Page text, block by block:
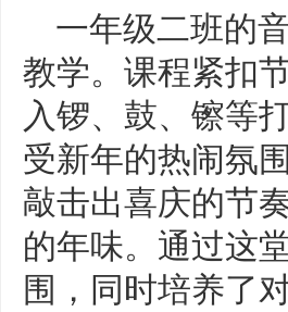
一年级二班的
教学。课程紧扣
入锣、鼓、镲等
受新年的热闹氛
敲击出喜庆的节
的年味。通过这
围，同时培养了